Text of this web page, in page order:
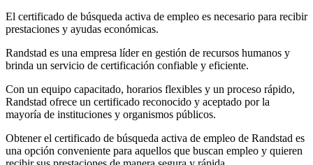
El certificado de búsqueda activa de empleo es necesario para recibir
prestaciones y ayudas económicas.
Randstad es una empresa líder en gestión de recursos humanos y
brinda un servicio de certificación confiable y eficiente.
Con un equipo capacitado, horarios flexibles y un proceso rápido,
Randstad ofrece un certificado reconocido y aceptado por la
mayoría de instituciones y organismos públicos.
Obtener el certificado de búsqueda activa de empleo de Randstad es
una opción conveniente para aquellos que buscan empleo y quieren